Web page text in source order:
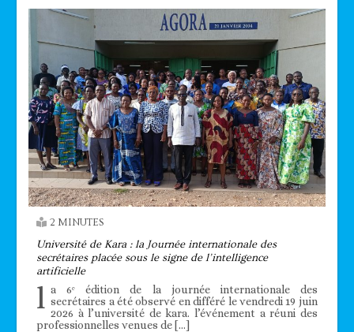
2 MINUTES
Université de Kara : la Journée internationale des
secrétaires placée sous le signe de l’intelligence
artificielle
l a 6ᵉ édition de la journée internationale des
secrétaires a été observé en différé le vendredi 19 juin
2026 à l’université de kara. l’événement a réuni des
professionnelles venues de […]